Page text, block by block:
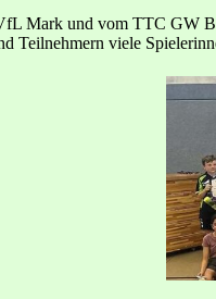
Mark und vom TTC GW
Teilnehmern viele